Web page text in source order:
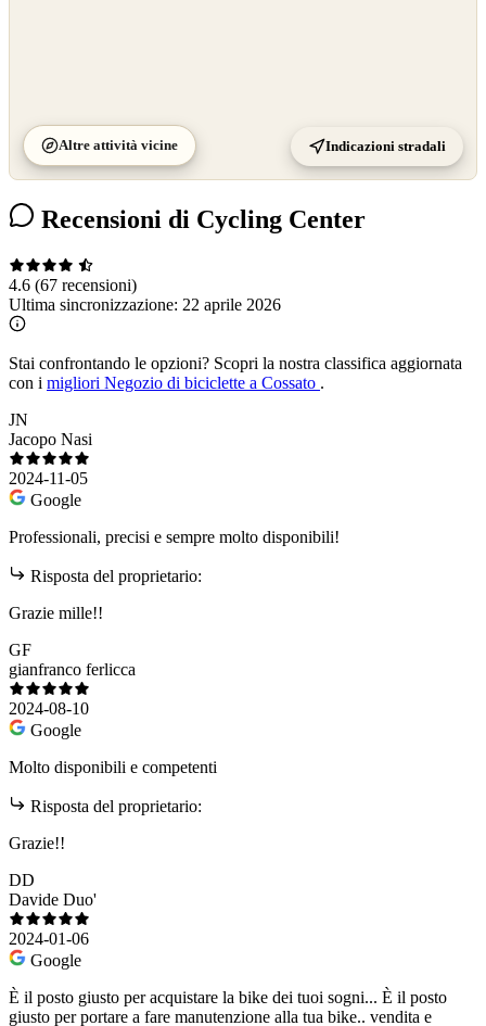
Altre attività vicine Indicazioni stradali
Recensioni di Cycling Center
4.6 (67 recensioni)
Ultima sincronizzazione: 22 aprile 2026
Stai confrontando le opzioni? Scopri la nostra classifica aggiornata
con i migliori Negozio di biciclette a Cossato .
JN
Jacopo Nasi
2024-11-05
Google
Professionali, precisi e sempre molto disponibili!
Risposta del proprietario:
Grazie mille!!
GF
gianfranco ferlicca
2024-08-10
Google
Molto disponibili e competenti
Risposta del proprietario:
Grazie!!
DD
Davide Duo'
2024-01-06
Google
È il posto giusto per acquistare la bike dei tuoi sogni... È il posto
giusto per portare a fare manutenzione alla tua bike.. vendita e